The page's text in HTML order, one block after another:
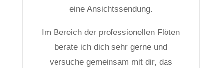
eine Ansichtssendung.
Im Bereich der professionellen Flöten
berate ich dich sehr gerne und
versuche gemeinsam mit dir, das